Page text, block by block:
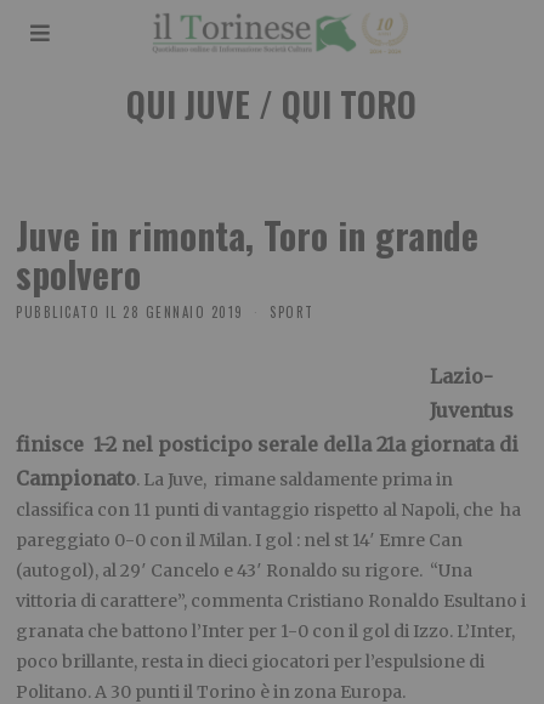
QUI JUVE / QUI TORO
Juve in rimonta, Toro in grande
spolvero
PUBBLICATO IL 28 GENNAIO 2019 SPORT
Lazio-
Juventus
finisce 1-2 nel posticipo serale della 21a giornata di
Campionato. La Juve, rimane saldamente prima in
classifica con 11 punti di vantaggio rispetto al Napoli, che ha
pareggiato 0-0 con il Milan. I gol : nel st 14′ Emre Can
(autogol), al 29′ Cancelo e 43′ Ronaldo su rigore. “Una
vittoria di carattere”, commenta Cristiano Ronaldo Esultano i
granata che battono l’Inter per 1-0 con il gol di Izzo. L’Inter,
poco brillante, resta in dieci giocatori per l’espulsione di
Politano. A 30 punti il Torino è in zona Europa.